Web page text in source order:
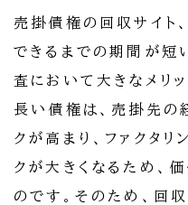
売掛債権の回収サイト
できるまでの期間が短
査において大きなメリ
長い債権は、売掛先の
クが高まり、ファクタ
クが大きくなるため、
のです。そのため、回